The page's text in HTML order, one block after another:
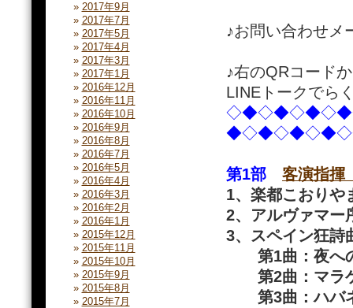
2017年9月
2017年7月
2017年5月
2017年4月
2017年3月
2017年1月
2016年12月
2016年11月
2016年10月
2016年9月
2016年8月
2016年7月
2016年5月
2016年4月
2016年3月
2016年2月
2016年1月
2015年12月
2015年11月
2015年10月
2015年9月
2015年8月
2015年7月
♪お問い合わせ
♪右のQRコード
LINEトークでら
第1部 客演指
1、楽都こおりや
2、アルヴァマー
3、スペイン狂詩
第1曲：夜へ
第2曲：マラ
第3曲：ハバ